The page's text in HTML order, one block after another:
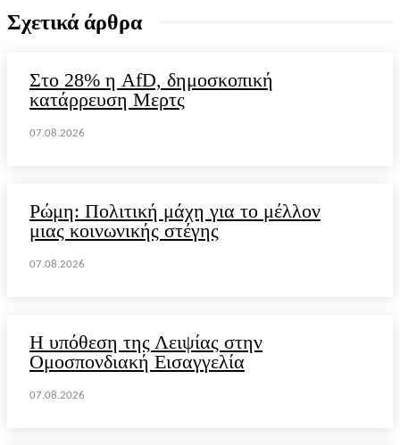
Σχετικά άρθρα
Στο 28% η AfD, δημοσκοπική
κατάρρευση Μερτς
07.08.2026
Ρώμη: Πολιτική μάχη για το μέλλον
μιας κοινωνικής στέγης
07.08.2026
Η υπόθεση της Λειψίας στην
Ομοσπονδιακή Εισαγγελία
07.08.2026